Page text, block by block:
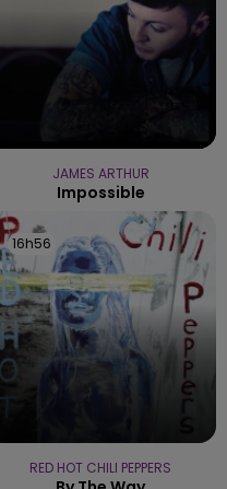
JAMES ARTHUR
Impossible
16h56
16h56
RED HOT CHILI PEPPERS